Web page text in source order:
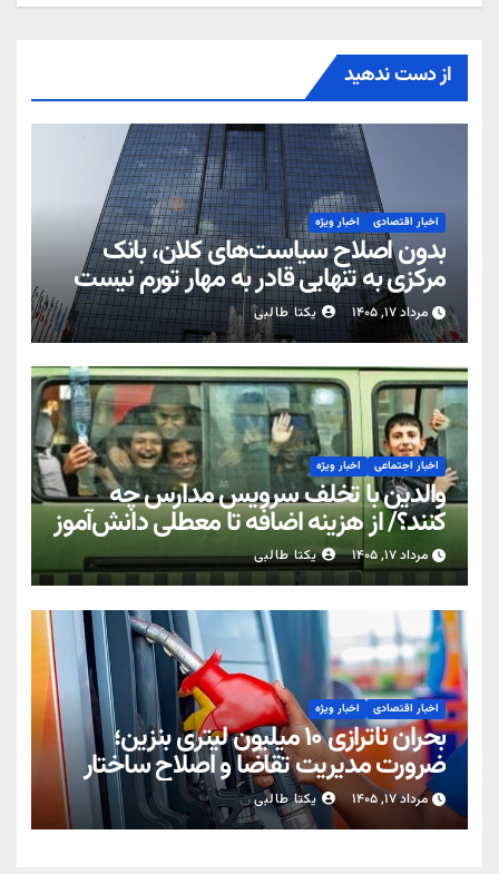
از دست ندهید
اخبار اقتصادی اخبار ویژه
بدون اصلاح سیاست‌های کلان، بانک
مرکزی به تنهایی قادر به مهار تورم نیست
مرداد ۱۷, ۱۴۰۵ یکتا طالبی
اخبار اجتماعی اخبار ویژه
والدین با تخلف سرویس مدارس چه
کنند؟/ از هزینه اضافه تا معطلی دانش‌آموز
مرداد ۱۷, ۱۴۰۵ یکتا طالبی
اخبار اقتصادی اخبار ویژه
بحران ناترازی ۱۰ میلیون لیتری بنزین؛
ضرورت مدیریت تقاضا و اصلاح ساختار
مرداد ۱۷, ۱۴۰۵ یکتا طالبی